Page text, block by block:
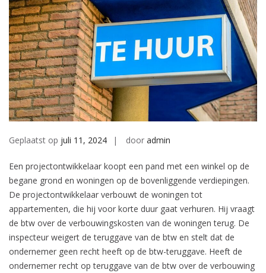
Geplaatst op juli 11, 2024 door admin
Een projectontwikkelaar koopt een pand met een winkel op de
begane grond en woningen op de bovenliggende verdiepingen.
De projectontwikkelaar verbouwt de woningen tot
appartementen, die hij voor korte duur gaat verhuren. Hij vraagt
de btw over de verbouwingskosten van de woningen terug. De
inspecteur weigert de teruggave van de btw en stelt dat de
ondernemer geen recht heeft op de btw-teruggave. Heeft de
ondernemer recht op teruggave van de btw over de verbouwing